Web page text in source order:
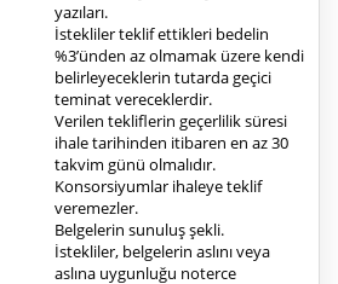
yazıları.
İstekliler teklif ettikleri bedelin
%3’ünden az olmamak üzere kendi
belirleyeceklerin tutarda geçici
teminat vereceklerdir.
Verilen tekliflerin geçerlilik süresi
ihale tarihinden itibaren en az 30
takvim günü olmalıdır.
Konsorsiyumlar ihaleye teklif
veremezler.
Belgelerin sunuluş şekli.
İstekliler, belgelerin aslını veya
aslına uygunluğu noterce